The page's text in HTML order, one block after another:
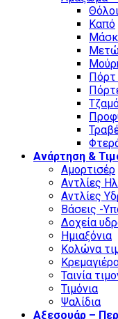
Θόλοι
Καπό
Ανάρτηση &
Αμορτισέρ
Αντλίες
Αντλίες
Βάσεις -
Δοχεία
Ημιαξόνια
Κολώνα
Ταινία
Τιμόνια
Ψαλίδια
Αξεσουάρ –